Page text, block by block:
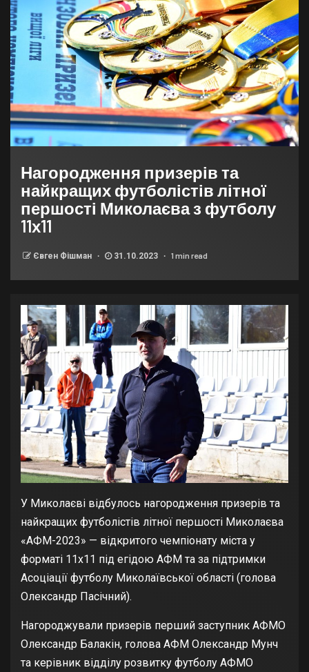
Нагородження призерів та
найкращих футболістів літної
першості Миколаєва з футболу
11х11
Євген Фішман 31.10.2023 1 min read
У Миколаєві відбулось нагородження призерів та
найкращих футболістів літної першості Миколаєва
«АФМ-2023» — відкритого чемпіонату міста у
форматі 11х11 під егідою АФМ та за підтримки
Асоціації футболу Миколаївської області (голова
Олександр Пасічний).
Нагороджували призерів перший заступник АФМО
Олександр Балакін, голова АФМ Олександр Мунч
та керівник відділу розвитку футболу АФМО